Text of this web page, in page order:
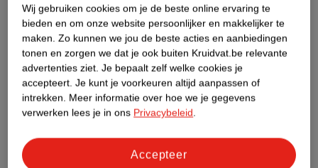
Over dit product
Productinformatie
Etiketinformatie
Impact Score.
Wij gebruiken cookies om je de beste online ervaring te
bieden en om onze website persoonlijker en makkelijker te
maken. Zo kunnen we jou de beste acties en aanbiedingen
tonen en zorgen we dat je ook buiten Kruidvat.be relevante
advertenties ziet. Je bepaalt zelf welke cookies je
accepteert. Je kunt je voorkeuren altijd aanpassen of
intrekken. Meer informatie over hoe we je gegevens
verwerken lees je in ons Privacybeleid.
Accepteer